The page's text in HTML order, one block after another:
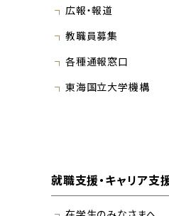
広報・報道
教職員募集
各種通報窓口
東海国立大学機構
就職支援・キャリア支